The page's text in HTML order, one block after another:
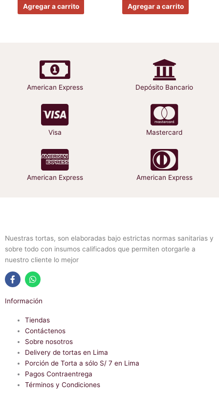
Agregar a carrito Agregar a carrito
American Express Depósito Bancario
Visa Mastercard
American Express American Express
Nuestras tortas, son elaboradas bajo estrictas normas sanitarias y
sobre todo con insumos calificados que permiten otorgarle a
nuestro cliente lo mejor
F
a
c
W
h
a
s
a
p
p
Información
Tiendas
Contáctenos
Sobre nosotros
Delivery de tortas en Lima
Porción de Torta a sólo S/ 7 en Lima
Pagos Contraentrega
Términos y Condiciones